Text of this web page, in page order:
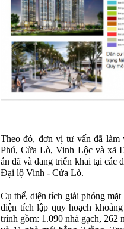
Theo đó, đơn vị tư vấn đã
Phú, Cửa Lò, Vinh Lộc và xã
án đã và đang triển khai tại các
Đại lộ Vinh - Cửa Lò.
Cụ thể, diện tích giải phóng
diện tích lập quy hoạch
trình gồm: 1.090 nhà gạch, 262